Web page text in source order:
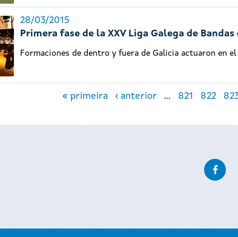
28/03/2015
Primera fase de la XXV Liga Galega de Bandas
Formaciones de dentro y fuera de Galicia actuaron en
« primeira ‹ anterior … 821 822